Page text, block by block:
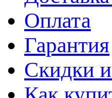
Оплата
Гарантия
Скидки